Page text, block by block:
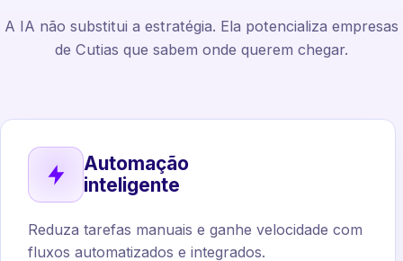
A IA não substitui a estratégia. Ela potencializa empresas
de Cutias que sabem onde querem chegar.
Automação
inteligente
Reduza tarefas manuais e ganhe velocidade com
fluxos automatizados e integrados.